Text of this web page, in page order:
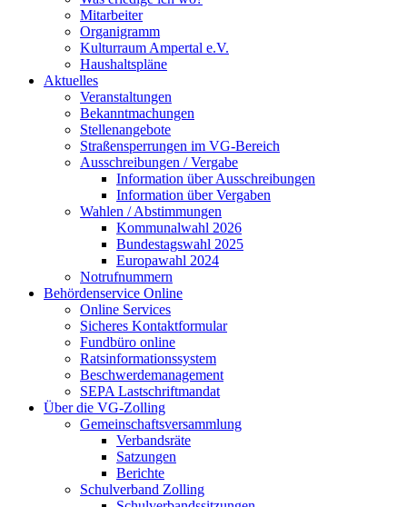
Mitarbeiter
Organigramm
Kulturraum Ampertal e.V.
Haushaltspläne
Aktuelles
Veranstaltungen
Bekanntmachungen
Stellenangebote
Straßensperrungen im VG-Bereich
Ausschreibungen / Vergabe
Information über Ausschreibungen
Information über Vergaben
Wahlen / Abstimmungen
Kommunalwahl 2026
Bundestagswahl 2025
Europawahl 2024
Notrufnummern
Behördenservice Online
Online Services
Sicheres Kontaktformular
Fundbüro online
Ratsinformationssystem
Beschwerdemanagement
SEPA Lastschriftmandat
Über die VG-Zolling
Gemeinschaftsversammlung
Verbandsräte
Satzungen
Berichte
Schulverband Zolling